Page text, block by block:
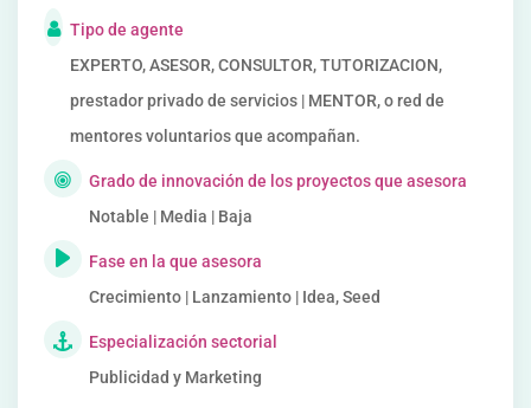
Tipo de agente
EXPERTO, ASESOR, CONSULTOR, TUTORIZACION,
prestador privado de servicios | MENTOR, o red de
mentores voluntarios que acompañan.
Grado de innovación de los proyectos que asesora
Notable | Media | Baja
Fase en la que asesora
Crecimiento | Lanzamiento | Idea, Seed
Especialización sectorial
Publicidad y Marketing